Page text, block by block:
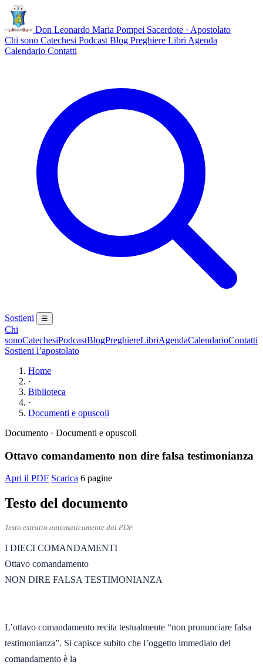
Don Leonardo Maria Pompei Sacerdote · Apostolato
Chi sono Catechesi Podcast Blog Preghiere Libri Agenda
Calendario Contatti
Sostieni ☰
Chi
sonoCatechesiPodcastBlogPreghiereLibriAgendaCalendarioContatti
Sostieni l’apostolato
Home
·
Biblioteca
·
Documenti e opuscoli
Documento · Documenti e opuscoli
Ottavo comandamento non dire falsa testimonianza
Apri il PDF Scarica 6 pagine
Testo del documento
Testo estratto automaticamente dal PDF.
I DIECI COMANDAMENTI
Ottavo comandamento
NON DIRE FALSA TESTIMONIANZA
L’ottavo comandamento recita testualmente “non pronunciare falsa
testimonianza”. Si capisce subito che l’oggetto immediato del
comandamento è la